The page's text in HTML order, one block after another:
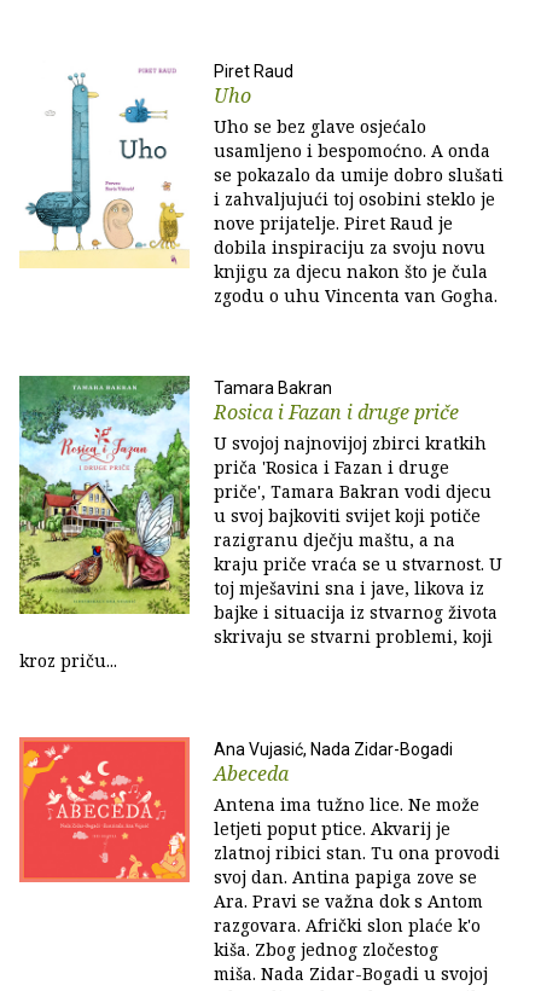
Piret Raud
Uho
Uho se bez glave osjećalo
usamljeno i bespomoćno. A onda
se pokazalo da umije dobro slušati
i zahvaljujući toj osobini steklo je
nove prijatelje. Piret Raud je
dobila inspiraciju za svoju novu
knjigu za djecu nakon što je čula
zgodu o uhu Vincenta van Gogha.
Tamara Bakran
Rosica i Fazan i druge priče
U svojoj najnovijoj zbirci kratkih
priča 'Rosica i Fazan i druge
priče', Tamara Bakran vodi djecu
u svoj bajkoviti svijet koji potiče
razigranu dječju maštu, a na
kraju priče vraća se u stvarnost. U
toj mješavini sna i jave, likova iz
bajke i situacija iz stvarnog života
skrivaju se stvarni problemi, koji
kroz priču...
Ana Vujasić, Nada Zidar-Bogadi
Abeceda
Antena ima tužno lice. Ne može
letjeti poput ptice. Akvarij je
zlatnoj ribici stan. Tu ona provodi
svoj dan. Antina papiga zove se
Ara. Pravi se važna dok s Antom
razgovara. Afrički slon plaće k'o
kiša. Zbog jednog zločestog
miša. Nada Zidar-Bogadi u svojoj